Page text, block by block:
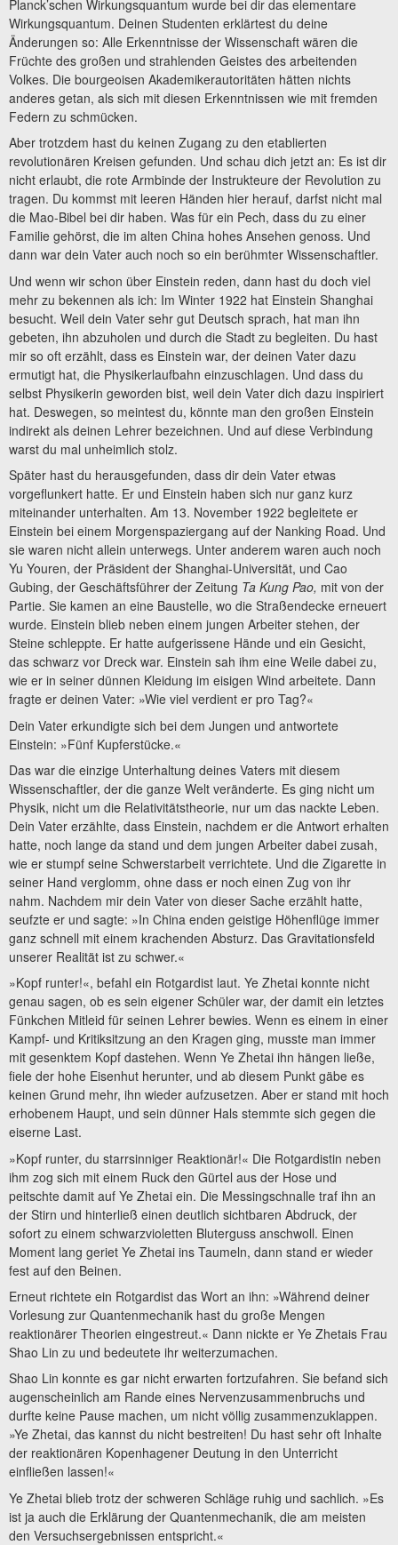
Planck’schen Wirkungsquantum wurde bei dir das elementare
Wirkungsquantum. Deinen Studenten erklärtest du deine
Änderungen so: Alle Erkenntnisse der Wissenschaft wären die
Früchte des großen und strahlenden Geistes des arbeitenden
Volkes. Die bourgeoisen Akademikerautoritäten hätten nichts
anderes getan, als sich mit diesen Erkenntnissen wie mit fremden
Federn zu schmücken.
Aber trotzdem hast du keinen Zugang zu den etablierten
revolutionären Kreisen gefunden. Und schau dich jetzt an: Es ist dir
nicht erlaubt, die rote Armbinde der Instrukteure der Revolution zu
tragen. Du kommst mit leeren Händen hier herauf, darfst nicht mal
die Mao-Bibel bei dir haben. Was für ein Pech, dass du zu einer
Familie gehörst, die im alten China hohes Ansehen genoss. Und
dann war dein Vater auch noch so ein berühmter Wissenschaftler.
Und wenn wir schon über Einstein reden, dann hast du doch viel
mehr zu bekennen als ich: Im Winter 1922 hat Einstein Shanghai
besucht. Weil dein Vater sehr gut Deutsch sprach, hat man ihn
gebeten, ihn abzuholen und durch die Stadt zu begleiten. Du hast
mir so oft erzählt, dass es Einstein war, der deinen Vater dazu
ermutigt hat, die Physikerlaufbahn einzuschlagen. Und dass du
selbst Physikerin geworden bist, weil dein Vater dich dazu inspiriert
hat. Deswegen, so meintest du, könnte man den großen Einstein
indirekt als deinen Lehrer bezeichnen. Und auf diese Verbindung
warst du mal unheimlich stolz.
Später hast du herausgefunden, dass dir dein Vater etwas
vorgeflunkert hatte. Er und Einstein haben sich nur ganz kurz
miteinander unterhalten. Am 13. November 1922 begleitete er
Einstein bei einem Morgenspaziergang auf der Nanking Road. Und
sie waren nicht allein unterwegs. Unter anderem waren auch noch
Yu Youren, der Präsident der Shanghai-Universität, und Cao
Gubing, der Geschäftsführer der Zeitung Ta Kung Pao, mit von der
Partie. Sie kamen an eine Baustelle, wo die Straßendecke erneuert
wurde. Einstein blieb neben einem jungen Arbeiter stehen, der
Steine schleppte. Er hatte aufgerissene Hände und ein Gesicht,
das schwarz vor Dreck war. Einstein sah ihm eine Weile dabei zu,
wie er in seiner dünnen Kleidung im eisigen Wind arbeitete. Dann
fragte er deinen Vater: »Wie viel verdient er pro Tag?«
Dein Vater erkundigte sich bei dem Jungen und antwortete
Einstein: »Fünf Kupferstücke.«
Das war die einzige Unterhaltung deines Vaters mit diesem
Wissenschaftler, der die ganze Welt veränderte. Es ging nicht um
Physik, nicht um die Relativitätstheorie, nur um das nackte Leben.
Dein Vater erzählte, dass Einstein, nachdem er die Antwort erhalten
hatte, noch lange da stand und dem jungen Arbeiter dabei zusah,
wie er stumpf seine Schwerstarbeit verrichtete. Und die Zigarette in
seiner Hand verglomm, ohne dass er noch einen Zug von ihr
nahm. Nachdem mir dein Vater von dieser Sache erzählt hatte,
seufzte er und sagte: »In China enden geistige Höhenflüge immer
ganz schnell mit einem krachenden Absturz. Das Gravitationsfeld
unserer Realität ist zu schwer.«
»Kopf runter!«, befahl ein Rotgardist laut. Ye Zhetai konnte nicht
genau sagen, ob es sein eigener Schüler war, der damit ein letztes
Fünkchen Mitleid für seinen Lehrer bewies. Wenn es einem in einer
Kampf- und Kritiksitzung an den Kragen ging, musste man immer
mit gesenktem Kopf dastehen. Wenn Ye Zhetai ihn hängen ließe,
fiele der hohe Eisenhut herunter, und ab diesem Punkt gäbe es
keinen Grund mehr, ihn wieder aufzusetzen. Aber er stand mit hoch
erhobenem Haupt, und sein dünner Hals stemmte sich gegen die
eiserne Last.
»Kopf runter, du starrsinniger Reaktionär!« Die Rotgardistin neben
ihm zog sich mit einem Ruck den Gürtel aus der Hose und
peitschte damit auf Ye Zhetai ein. Die Messingschnalle traf ihn an
der Stirn und hinterließ einen deutlich sichtbaren Abdruck, der
sofort zu einem schwarzvioletten Bluterguss anschwoll. Einen
Moment lang geriet Ye Zhetai ins Taumeln, dann stand er wieder
fest auf den Beinen.
Erneut richtete ein Rotgardist das Wort an ihn: »Während deiner
Vorlesung zur Quantenmechanik hast du große Mengen
reaktionärer Theorien eingestreut.« Dann nickte er Ye Zhetais Frau
Shao Lin zu und bedeutete ihr weiterzumachen.
Shao Lin konnte es gar nicht erwarten fortzufahren. Sie befand sich
augenscheinlich am Rande eines Nervenzusammenbruchs und
durfte keine Pause machen, um nicht völlig zusammenzuklappen.
»Ye Zhetai, das kannst du nicht bestreiten! Du hast sehr oft Inhalte
der reaktionären Kopenhagener Deutung in den Unterricht
einfließen lassen!«
Ye Zhetai blieb trotz der schweren Schläge ruhig und sachlich. »Es
ist ja auch die Erklärung der Quantenmechanik, die am meisten
den Versuchsergebnissen entspricht.«